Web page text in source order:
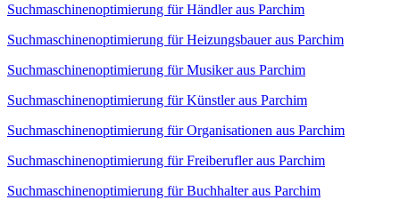
Suchmaschinenoptimierung für Händler aus Parchim
Suchmaschinenoptimierung für Heizungsbauer aus Parchim
Suchmaschinenoptimierung für Musiker aus Parchim
Suchmaschinenoptimierung für Künstler aus Parchim
Suchmaschinenoptimierung für Organisationen aus Parchim
Suchmaschinenoptimierung für Freiberufler aus Parchim
Suchmaschinenoptimierung für Buchhalter aus Parchim